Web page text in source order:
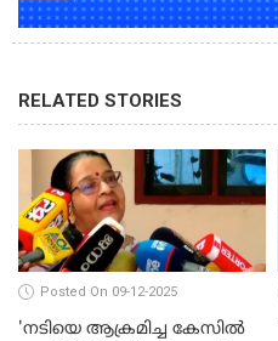
RELATED STORIES
Posted On 09-12-2025
'നടിയെ ആക്രമിച്ച കേസില്‍